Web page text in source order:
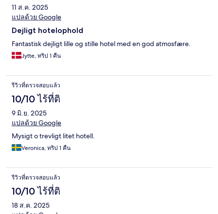
11 ส.ค. 2025
แปลด้วย Google
Dejligt hotelophold
Fantastisk dejligt lille og stille hotel med en god atmosfære.
Jytte, ทริป 1 คืน
รีวิวที่ตรวจสอบแล้ว
10/10 ไร้ที่ติ
9 มิ.ย. 2025
แปลด้วย Google
Mysigt o trevligt litet hotell.
Veronica, ทริป 1 คืน
รีวิวที่ตรวจสอบแล้ว
10/10 ไร้ที่ติ
18 ส.ค. 2025